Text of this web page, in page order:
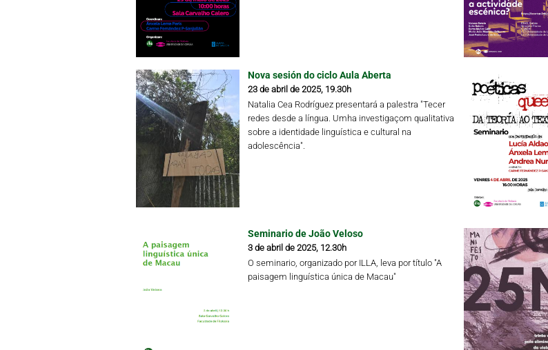
Nova sesión do ciclo Aula Aberta
23 de abril de 2025, 19.30h
Natalia Cea Rodríguez presentará a palestra "Tecer
redes desde a língua. Umha investigaçom qualitativa
sobre a identidade linguística e cultural na
adolescência".
Seminario de João Veloso
3 de abril de 2025, 12.30h
O seminario, organizado por ILLA, leva por título "A
paisagem linguística única de Macau"